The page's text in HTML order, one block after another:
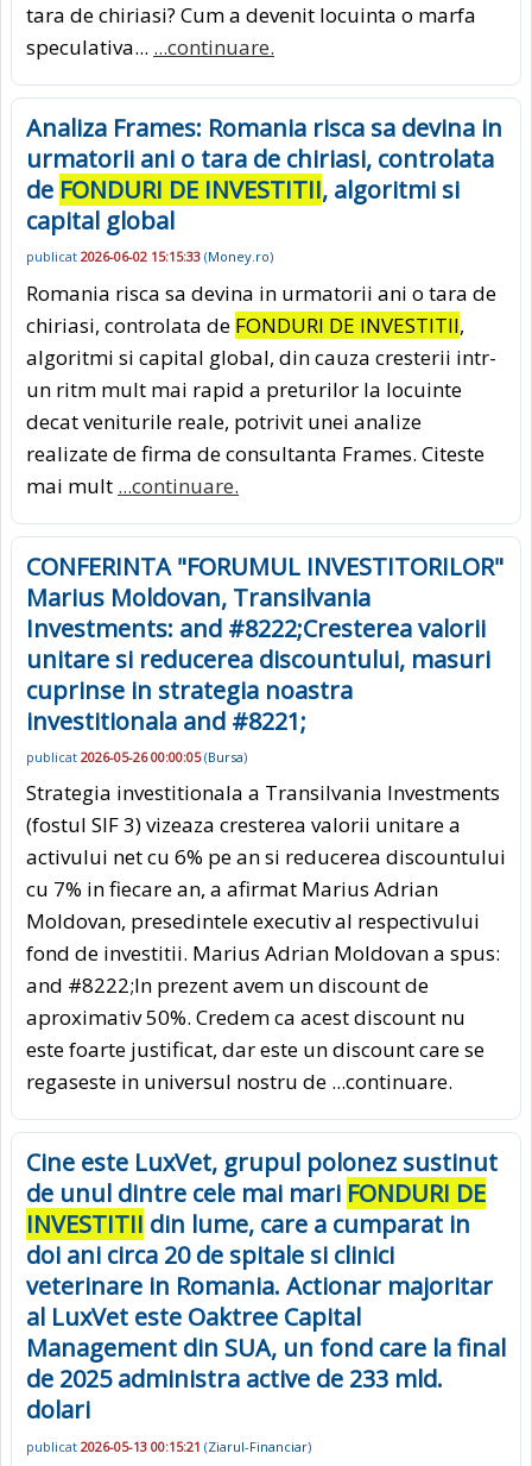
tara de chiriasi? Cum a devenit locuinta o marfa
speculativa... ...continuare.
Analiza Frames: Romania risca sa devina in
urmatorii ani o tara de chiriasi, controlata
de FONDURI DE INVESTITII, algoritmi si
capital global
publicat 2026-06-02 15:15:33 (Money.ro)
Romania risca sa devina in urmatorii ani o tara de
chiriasi, controlata de FONDURI DE INVESTITII,
algoritmi si capital global, din cauza cresterii intr-
un ritm mult mai rapid a preturilor la locuinte
decat veniturile reale, potrivit unei analize
realizate de firma de consultanta Frames. Citeste
mai mult ...continuare.
CONFERINTA "FORUMUL INVESTITORILOR"
Marius Moldovan, Transilvania
Investments: and #8222;Cresterea valorii
unitare si reducerea discountului, masuri
cuprinse in strategia noastra
investitionala and #8221;
publicat 2026-05-26 00:00:05(Bursa)
Strategia investitionala a Transilvania Investments
(fostul SIF 3) vizeaza cresterea valorii unitare a
activului net cu 6% pe an si reducerea discountului
cu 7% in fiecare an, a afirmat Marius Adrian
Moldovan, presedintele executiv al respectivului
fond de investitii. Marius Adrian Moldovan a spus:
and #8222;In prezent avem un discount de
aproximativ 50%. Credem ca acest discount nu
este foarte justificat, dar este un discount care se
regaseste in universul nostru de ...continuare.
Cine este LuxVet, grupul polonez sustinut
de unul dintre cele mai mari FONDURI DE
INVESTITII din lume, care a cumparat in
doi ani circa 20 de spitale si clinici
veterinare in Romania. Actionar majoritar
al LuxVet este Oaktree Capital
Management din SUA, un fond care la final
de 2025 administra active de 233 mld.
dolari
publicat 2026-05-13 00:15:21 (Ziarul-Financiar)